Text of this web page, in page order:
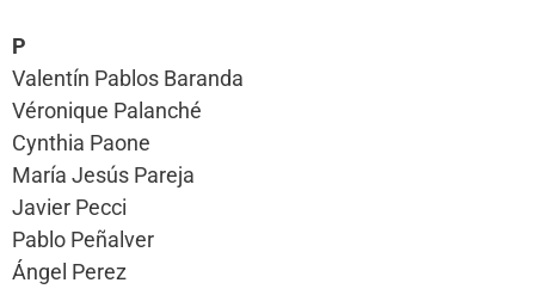
P
Valentín Pablos Baranda
Véronique Palanché
Cynthia Paone
María Jesús Pareja
Javier Pecci
Pablo Peñalver
Ángel Perez